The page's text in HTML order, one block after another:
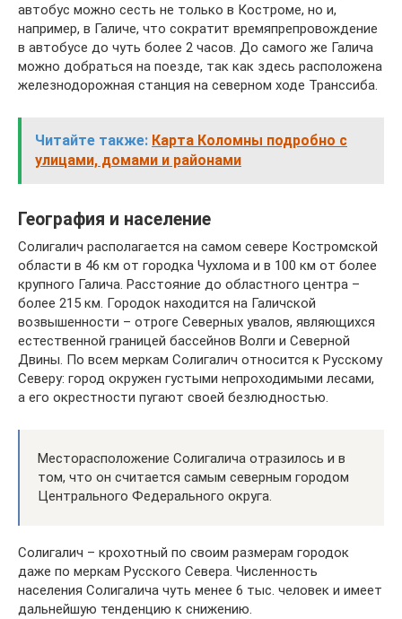
автобус можно сесть не только в Костроме, но и,
например, в Галиче, что сократит времяпрепровождение
в автобусе до чуть более 2 часов. До самого же Галича
можно добраться на поезде, так как здесь расположена
железнодорожная станция на северном ходе Транссиба.
Читайте также: Карта Коломны подробно с
улицами, домами и районами
География и население
Солигалич располагается на самом севере Костромской
области в 46 км от городка Чухлома и в 100 км от более
крупного Галича. Расстояние до областного центра –
более 215 км. Городок находится на Галичской
возвышенности – отроге Северных увалов, являющихся
естественной границей бассейнов Волги и Северной
Двины. По всем меркам Солигалич относится к Русскому
Северу: город окружен густыми непроходимыми лесами,
а его окрестности пугают своей безлюдностью.
Месторасположение Солигалича отразилось и в
том, что он считается самым северным городом
Центрального Федерального округа.
Солигалич – крохотный по своим размерам городок
даже по меркам Русского Севера. Численность
населения Солигалича чуть менее 6 тыс. человек и имеет
дальнейшую тенденцию к снижению.